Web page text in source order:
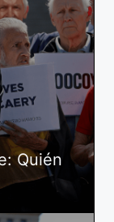
Quién